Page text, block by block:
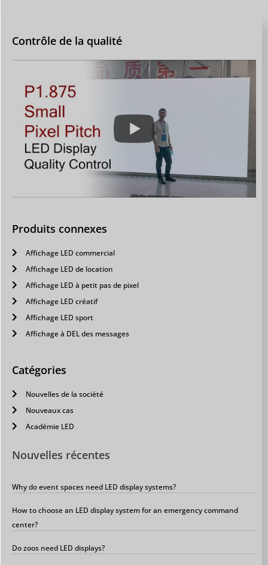
Contrôle de la qualité
Produits connexes
Affichage LED commercial
Affichage LED de location
Affichage LED à petit pas de pixel
Affichage LED créatif
Affichage LED sport
Affichage à DEL des messages
Catégories
Nouvelles de la société
Nouveaux cas
Académie LED
Nouvelles récentes
Why do event spaces need LED display systems?
How to choose an LED display system for an emergency command
center?
Do zoos need LED displays?